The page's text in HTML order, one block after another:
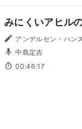
みにくいアヒル
アンデルセン・ハン
中島定吉
00:46:17